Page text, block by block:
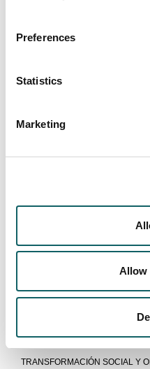
Preferences
Statistics
Marketing
Allow
GRADO EN ADMINISTRACIÓN
Comunicación
Educación
PROCEDIMIENTO
Administración y
TRANSFORMACIÓN SOCIAL Y